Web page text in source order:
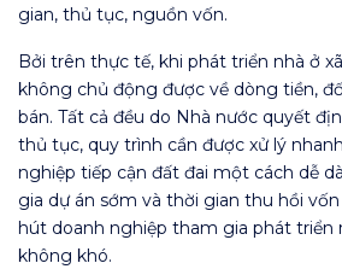
gian, thủ tục, nguồn vốn.
Bởi trên thực tế, khi phát triển nhà ở
không chủ động được về dòng tiền,
bán. Tất cả đều do Nhà nước quyết
thủ tục, quy trình cần được xử lý
nghiệp tiếp cận đất đai một cách dễ
gia dự án sớm và thời gian thu hồi
hút doanh nghiệp tham gia phát triển
không khó.